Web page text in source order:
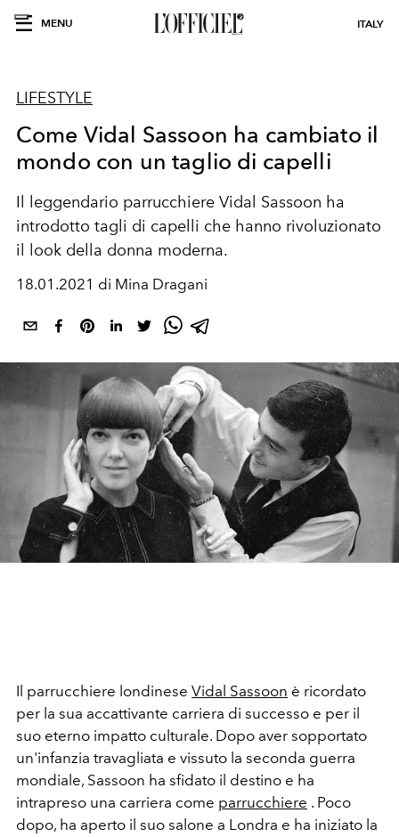
MENU ITALY
LIFESTYLE
Come Vidal Sassoon ha cambiato il
mondo con un taglio di capelli
Il leggendario parrucchiere Vidal Sassoon ha
introdotto tagli di capelli che hanno rivoluzionato
il look della donna moderna.
18.01.2021 di Mina Dragani
Il parrucchiere londinese Vidal Sassoon è ricordato
per la sua accattivante carriera di successo e per il
suo eterno impatto culturale. Dopo aver sopportato
un'infanzia travagliata e vissuto la seconda guerra
mondiale, Sassoon ha sfidato il destino e ha
intrapreso una carriera come parrucchiere . Poco
dopo, ha aperto il suo salone a Londra e ha iniziato la